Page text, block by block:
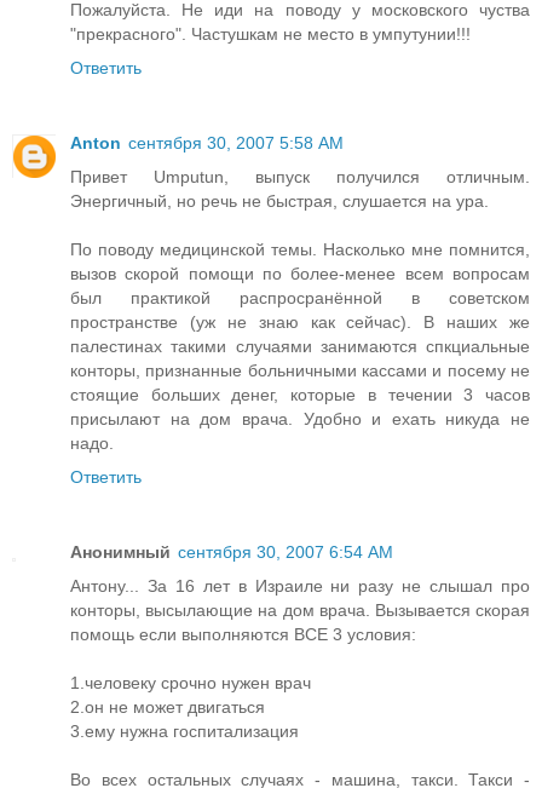
Пожалуйста. Не иди на поводу у московского чуства
"прекрасного". Частушкам не место в умпутунии!!!
Ответить
Anton сентября 30, 2007 5:58 AM
Привет Umputun, выпуск получился отличным.
Энергичный, но речь не быстрая, слушается на ура.
По поводу медицинской темы. Насколько мне помнится,
вызов скорой помощи по более-менее всем вопросам
был практикой распросранённой в советском
пространстве (уж не знаю как сейчас). В наших же
палестинах такими случаями занимаются спкциальные
конторы, признанные больничными кассами и посему не
стоящие больших денег, которые в течении 3 часов
присылают на дом врача. Удобно и ехать никуда не
надо.
Ответить
Анонимный сентября 30, 2007 6:54 AM
Антону... За 16 лет в Израиле ни разу не слышал про
конторы, высылающие на дом врача. Вызывается скорая
помощь если выполняются ВСЕ 3 условия:
1.человеку срочно нужен врач
2.он не может двигаться
3.ему нужна госпитализация
Во всех остальных случаях - машина, такси. Такси -